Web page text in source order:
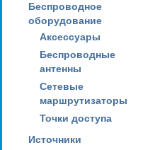
Беспроводное
оборудование
Аксессуары
Беспроводные
антенны
Сетевые
маршрутизаторы
Точки доступа
Источники